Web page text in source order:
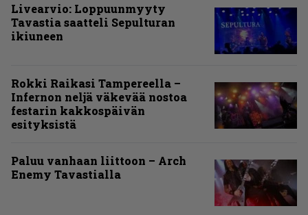
Livearvio: Loppuunmyyty
Tavastia saatteli Sepulturan
ikiuneen
Rokki Raikasi Tampereella –
Infernon neljä väkevää nostoa
festarin kakkospäivän
esityksistä
Paluu vanhaan liittoon – Arch
Enemy Tavastialla